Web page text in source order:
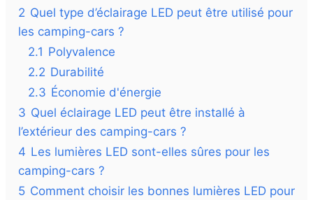
2 Quel type d’éclairage LED peut être utilisé pour
les camping-cars ?
2.1 Polyvalence
2.2 Durabilité
2.3 Économie d'énergie
3 Quel éclairage LED peut être installé à
l’extérieur des camping-cars ?
4 Les lumières LED sont-elles sûres pour les
camping-cars ?
5 Comment choisir les bonnes lumières LED pour